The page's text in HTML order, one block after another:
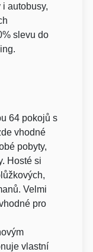
autobusy,
slevu do
64 pokojů s
vhodné
pobyty,
Hosté si
Velmi
pro
vlastní